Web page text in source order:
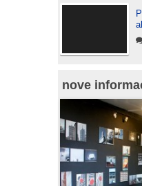
nove